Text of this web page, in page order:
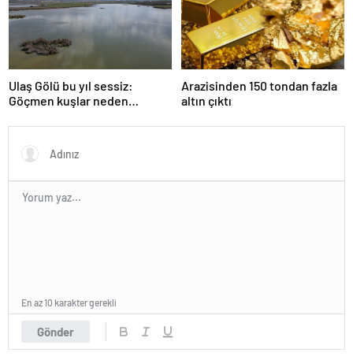
Ulaş Gölü bu yıl sessiz:
Göçmen kuşlar neden
Arazisinden 150 tondan fazla
altın çıktı
Gönder
En az 10 karakter gerekli